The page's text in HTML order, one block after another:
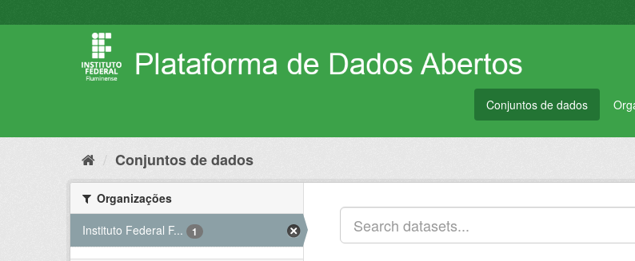
para
Conjuntos de dados
Conjuntos de dados
Organizações
Instituto Federal F...
1